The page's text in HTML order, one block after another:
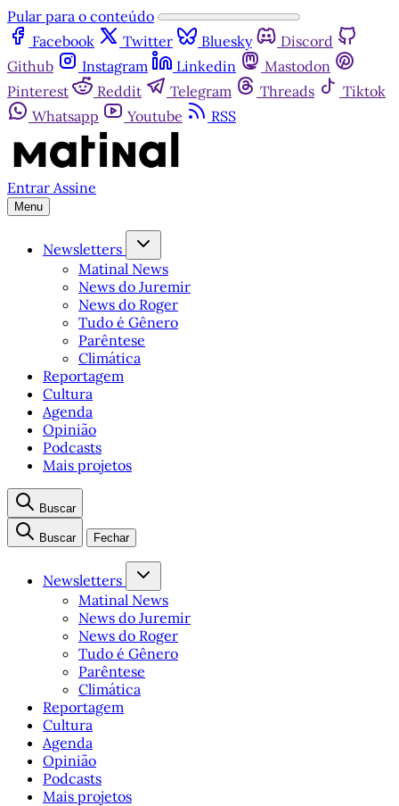
Pular para o conteúdo
Facebook
Twitter Bluesky
Discord
Github
Instagram Linkedin
Mastodon
Pinterest
Reddit Telegram Threads
Tiktok
Whatsapp
Youtube RSS
Entrar Assine
Menu
Newsletters
Matinal News
News do Juremir
News do Roger
Tudo é Gênero
Parêntese
Climática
Reportagem
Cultura
Agenda
Opinião
Podcasts
Mais projetos
Buscar
Buscar Fechar
Newsletters
Matinal News
News do Juremir
News do Roger
Tudo é Gênero
Parêntese
Climática
Reportagem
Cultura
Agenda
Opinião
Podcasts
Mais projetos